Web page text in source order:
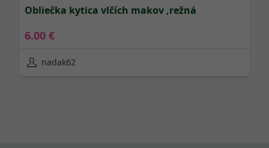
Obliečka kytica vlčích makov ,režná
6.00 €
nadak62